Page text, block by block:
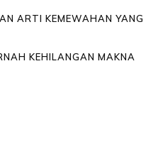
ARTI KEMEWAHAN YANG
KEHILANGAN MAKNA